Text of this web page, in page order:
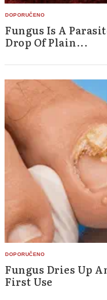
Fungus Is A
Drop Of Plain...
Fungus Dries Up
First Use